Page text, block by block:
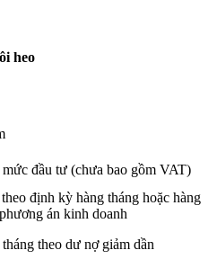
heo
đầu tư (chưa bao gồm VAT)
định kỳ hàng tháng hoặc hàng
án kinh doanh
theo dư nợ giảm dần